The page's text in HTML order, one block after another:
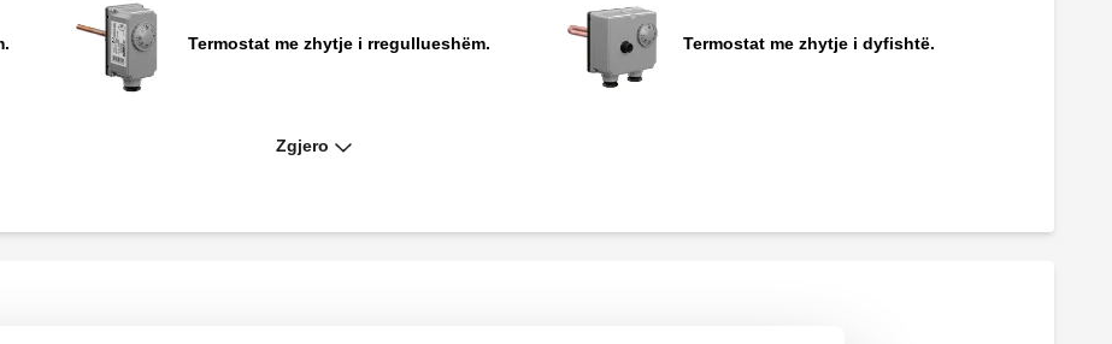
Termostat me zhytje i rregullueshëm. Termostat me zhytje i dyfishtë.
Xhep inoksi për aplikimin shtëpiak të
Zgjero